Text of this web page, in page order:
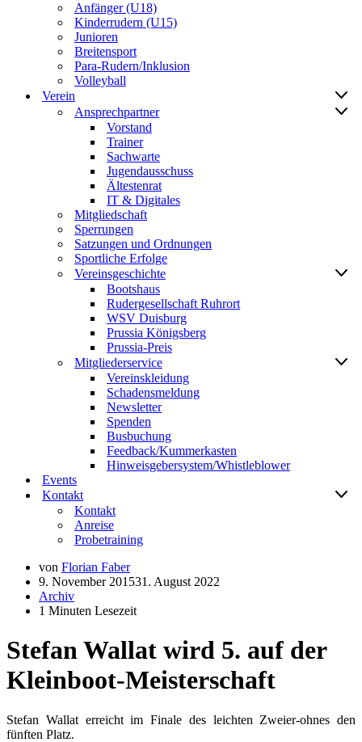
Anfänger (U18)
Kinderrudern (U15)
Junioren
Breitensport
Para-Rudern/Inklusion
Volleyball
Verein
Ansprechpartner
Vorstand
Trainer
Sachwarte
Jugendausschuss
Ältestenrat
IT & Digitales
Mitgliedschaft
Sperrungen
Satzungen und Ordnungen
Sportliche Erfolge
Vereinsgeschichte
Bootshaus
Rudergesellschaft Ruhrort
WSV Duisburg
Prussia Königsberg
Prussia-Preis
Mitgliederservice
Vereinskleidung
Schadensmeldung
Newsletter
Spenden
Busbuchung
Feedback/Kummerkasten
Hinweisgebersystem/Whistleblower
Events
Kontakt
Kontakt
Anreise
Probetraining
von Florian Faber
9. November 201531. August 2022
Archiv
1 Minuten Lesezeit
Stefan Wallat wird 5. auf der
Kleinboot-Meisterschaft
Stefan Wallat erreicht im Finale des leichten Zweier-ohnes den
fünften Platz.